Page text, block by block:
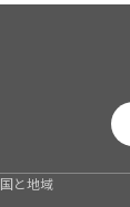
国と地域